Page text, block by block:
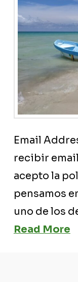
Email
recibir
acepto la
pensamos
uno de los
Read More